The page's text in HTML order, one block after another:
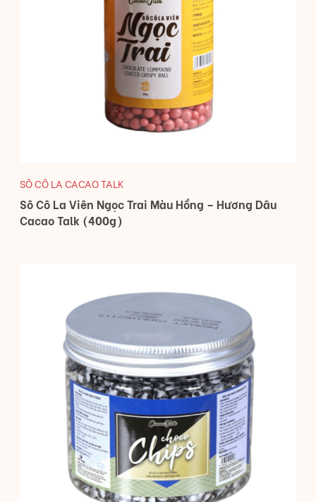
SÔ CÔ LA CACAO TALK
Sô Cô La Viên Ngọc Trai Màu Hồng – Hương Dâu
Cacao Talk (400g)